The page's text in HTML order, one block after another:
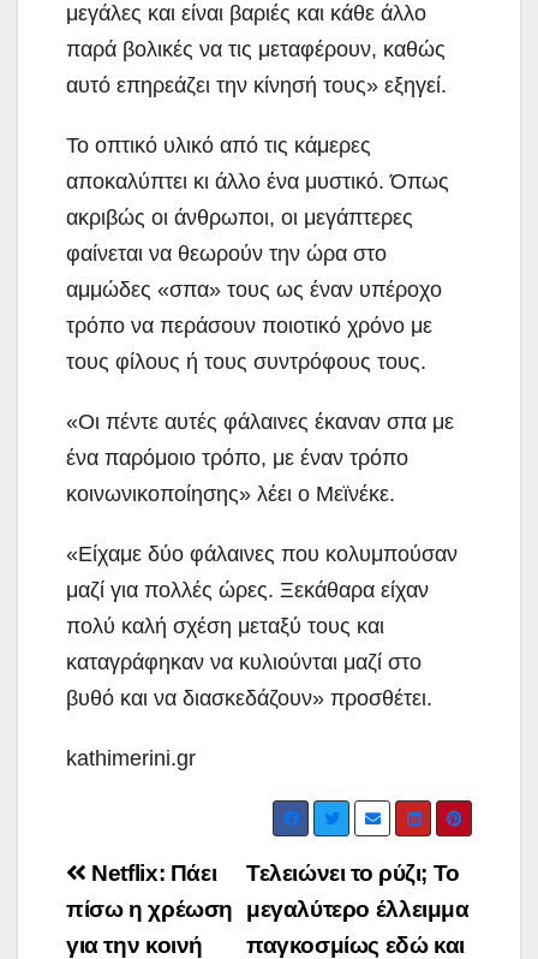
μεγάλες και είναι βαριές και κάθε άλλο
παρά βολικές να τις μεταφέρουν, καθώς
αυτό επηρεάζει την κίνησή τους» εξηγεί.
Το οπτικό υλικό από τις κάμερες
αποκαλύπτει κι άλλο ένα μυστικό. Όπως
ακριβώς οι άνθρωποι, οι μεγάπτερες
φαίνεται να θεωρούν την ώρα στο
αμμώδες «σπα» τους ως έναν υπέροχο
τρόπο να περάσουν ποιοτικό χρόνο με
τους φίλους ή τους συντρόφους τους.
«Οι πέντε αυτές φάλαινες έκαναν σπα με
ένα παρόμοιο τρόπο, με έναν τρόπο
κοινωνικοποίησης» λέει ο Μεϊνέκε.
«Είχαμε δύο φάλαινες που κολυμπούσαν
μαζί για πολλές ώρες. Ξεκάθαρα είχαν
πολύ καλή σχέση μεταξύ τους και
καταγράφηκαν να κυλιούνται μαζί στο
βυθό και να διασκεδάζουν» προσθέτει.
kathimerini.gr
Post
navigation
Τελειώνει το ρύζι; Το
μεγαλύτερο έλλειμμα
παγκοσμίως εδώ και
Netflix: Πάει
πίσω η χρέωση
για την κοινή